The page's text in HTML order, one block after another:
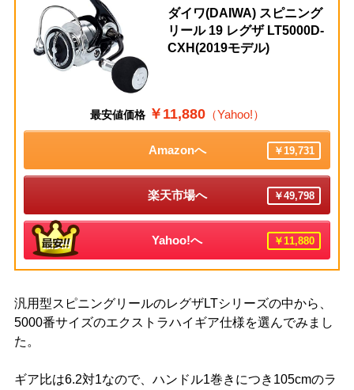
ダイワ(DAIWA) スピニング
リール 19 レグザ LT5000D-
CXH(2019モデル)
最安値価格 ￥11,880（Yahoo!）
Amazonへ ￥19,731
楽天市場へ ￥49,798
Yahoo!へ ￥11,880
汎用型スピニングリールのレグザLTシリーズの中から、
5000番サイズのエクストラハイギア仕様を選んでみまし
た。
ギア比は6.2対1なので、ハンドル1巻きにつき105cmのラ